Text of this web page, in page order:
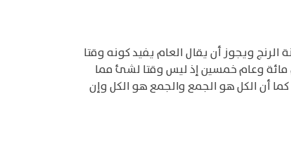
ويجوز أن يقال العام يفيد كونه وقتا
مائة وعام خمسين إذ ليس وقتا لشئ مما
أن الكل هو الجمع والجمع هو الكل وإن